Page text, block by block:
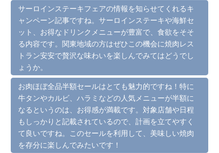
サーロインステーキフェアの情報を知らせてくれるキ
ャンペーン記事ですね。サーロインステーキや海鮮セ
ット、お得なドリンクメニューが豊富で、食欲をそそ
る内容です。関東地域の方はぜひこの機会に焼肉レス
トラン安安で贅沢な味わいを楽しんでみてはどうでし
ょうか。
お肉ほぼ全品半額セールはとても魅力的ですね！特に
牛タンやカルビ、ハラミなどの人気メニューが半額に
なるというのは、お得感が満載です。対象店舗や日程
もしっかりと記載されているので、計画を立てやすく
て良いですね。このセールを利用して、美味しい焼肉
を存分に楽しんでみたいです！